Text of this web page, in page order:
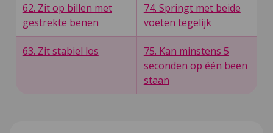
62. Zit op billen met
gestrekte benen
74. Springt met beide
voeten tegelijk
63. Zit stabiel los
75. Kan minstens 5
seconden op één been
staan